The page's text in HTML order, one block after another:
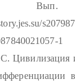
Вып.
1
Цивилизация